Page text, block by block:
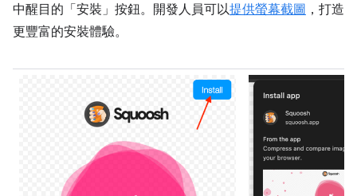
中醒目的「安裝」 按鈕。開發人員可以提供螢幕截圖 ，打造
更豐富的安裝體驗。